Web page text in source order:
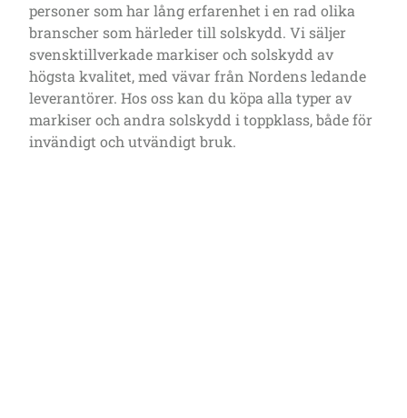
personer som har lång erfarenhet i en rad olika
branscher som härleder till solskydd. Vi säljer
svensktillverkade markiser och solskydd av
högsta kvalitet, med vävar från Nordens ledande
leverantörer. Hos oss kan du köpa alla typer av
markiser och andra solskydd i toppklass, både för
invändigt och utvändigt bruk.